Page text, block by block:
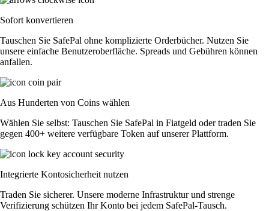
Sofort konvertieren
Tauschen Sie SafePal ohne komplizierte Orderbücher. Nutzen Sie
unsere einfache Benutzeroberfläche. Spreads und Gebühren können
anfallen.
Aus Hunderten von Coins wählen
Wählen Sie selbst: Tauschen Sie SafePal in Fiatgeld oder traden Sie
gegen 400+ weitere verfügbare Token auf unserer Plattform.
Integrierte Kontosicherheit nutzen
Traden Sie sicherer. Unsere moderne Infrastruktur und strenge
Verifizierung schützen Ihr Konto bei jedem SafePal-Tausch.